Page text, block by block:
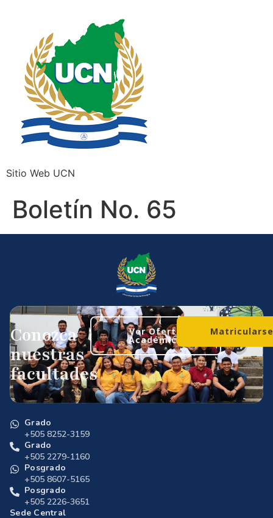
Sitio Web UCN
Boletín No. 65
Conozca
nuestras
facultades
Ver Oferta
Académica
Grado
+505 8252-3159
Grado
+505 2279-1160
Posgrado
+505 8607-5165
Posgrado
+505 2226-3651
Sede Central